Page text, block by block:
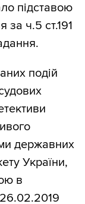
підставою
за ч.5 ст.191
подій
державних
України,
в